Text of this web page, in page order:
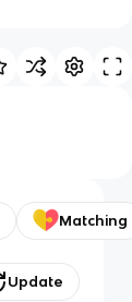
Matching
Update